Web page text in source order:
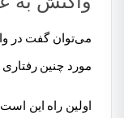
می‌توان گفت در
مورد چنین رفتاری
اولین راه این